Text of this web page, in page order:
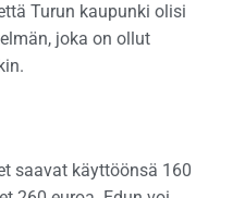
Turun kaupunki olisi
joka on ollut
saavat käyttöönsä 160